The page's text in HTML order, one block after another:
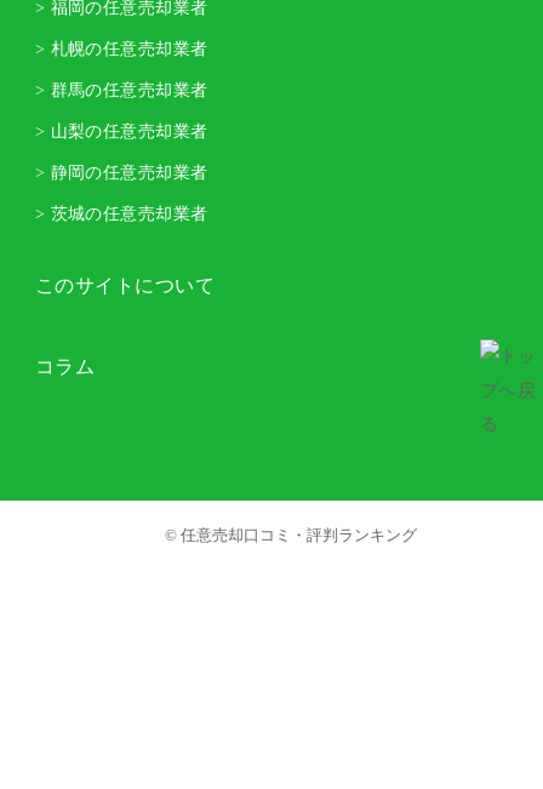
> 福岡の任意売却業者
> 札幌の任意売却業者
> 群馬の任意売却業者
> 山梨の任意売却業者
> 静岡の任意売却業者
> 茨城の任意売却業者
このサイトについて
コラム
© 任意売却口コミ・評判ランキング